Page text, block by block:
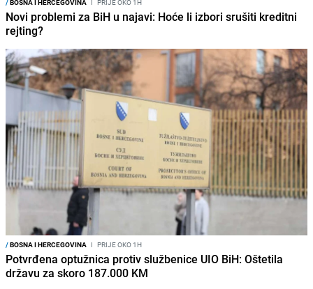
/BOSNA I HERCEGOVINA I PRIJE OKO 1H
Novi problemi za BiH u najavi: Hoće li izbori srušiti kreditni
rejting?
/BOSNA I HERCEGOVINA I PRIJE OKO 1H
Potvrđena optužnica protiv službenice UIO BiH: Oštetila
državu za skoro 187.000 KM